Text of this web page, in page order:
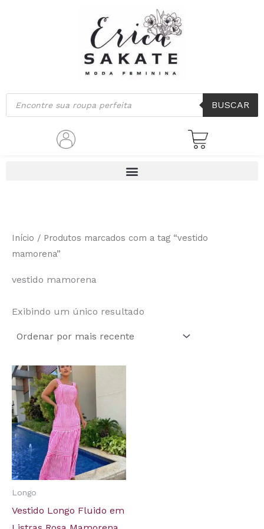
Pesquisar
produtos
BUSCAR
Início / Produtos marcados com a tag “vestido
mamorena”
vestido mamorena
Exibindo um único resultado
Longo
Vestido Longo Fluido em